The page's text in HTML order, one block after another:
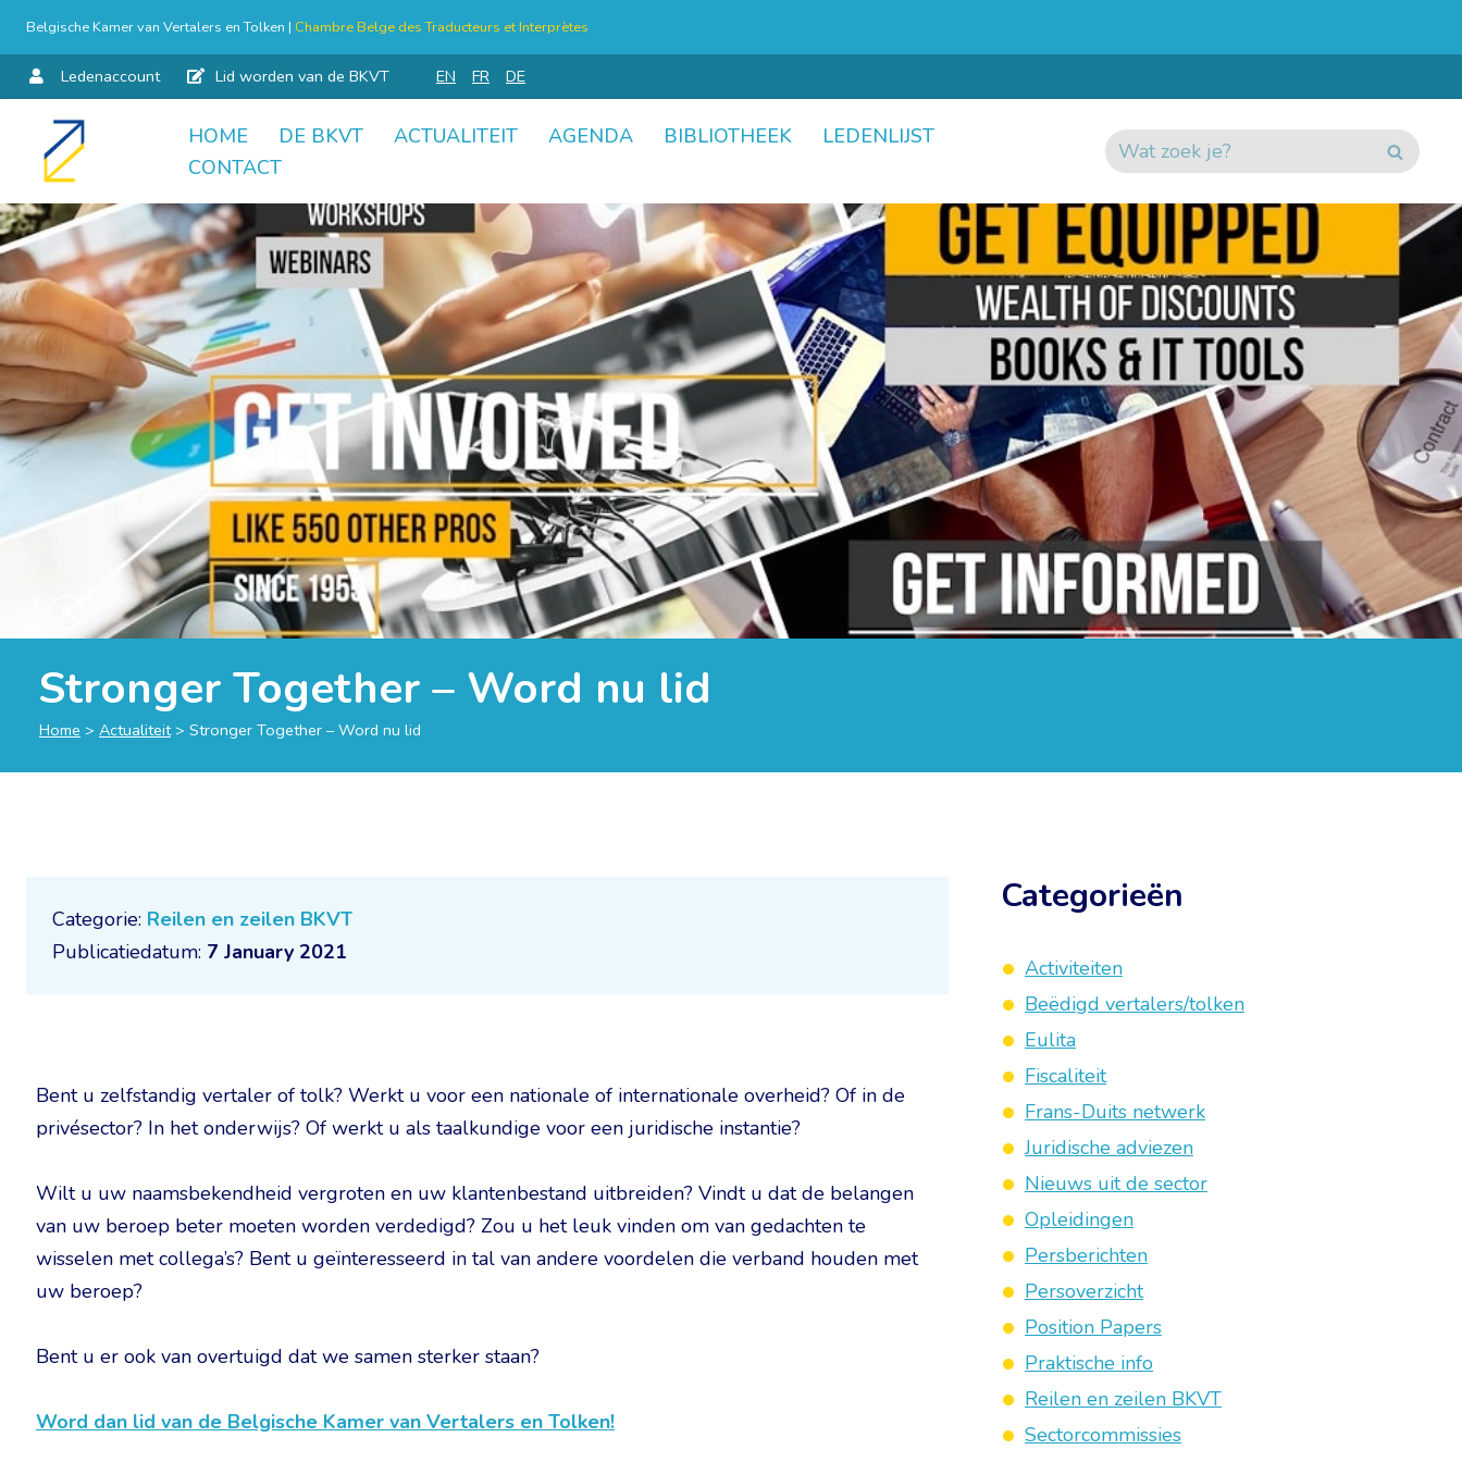
Belgische Kamer van Vertalers en Tolken | Chambre Belge des Traducteurs et Interprètes
Ledenaccount Lid worden van de BKVT EN FR DE
Skip
content
HOME DE BKVT ACTUALITEIT AGENDA BIBLIOTHEEK
LEDENLIJST
CONTACT
Stronger Together – Word nu lid
Home > Actualiteit> Stronger Together – Word nu lid
Categorie: Reilen en zeilen BKVT
Publicatiedatum: 7 January 2021
Bent u zelfstandig vertaler of tolk? Werkt u voor een nationale of internationale overheid? Of in de
privésector? In het onderwijs? Of werkt u als taalkundige voor een juridische instantie?
Wilt u uw naamsbekendheid vergroten en uw klantenbestand uitbreiden? Vindt u dat de belangen
van uw beroep beter moeten worden verdedigd? Zou u het leuk vinden om van gedachten te
wisselen met collega’s? Bent u geïnteresseerd in tal van andere voordelen die verband houden met
uw beroep?
Bent u er ook van overtuigd dat we samen sterker staan?
Word dan lid van de Belgische Kamer van Vertalers en Tolken!
Categorieën
Activiteiten
Beëdigd vertalers/tolken
Eulita
Fiscaliteit
Frans-Duits netwerk
Juridische adviezen
Nieuws uit de sector
Opleidingen
Persberichten
Persoverzicht
Position Papers
Praktische info
Reilen en zeilen BKVT
Sectorcommissies